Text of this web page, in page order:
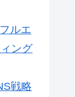
ルエ
ング
戦略